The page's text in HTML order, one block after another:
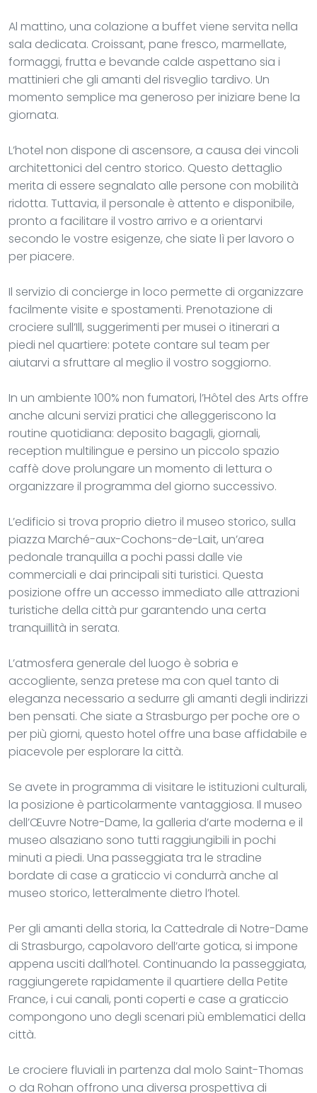
Al mattino, una colazione a buffet viene servita nella
sala dedicata. Croissant, pane fresco, marmellate,
formaggi, frutta e bevande calde aspettano sia i
mattinieri che gli amanti del risveglio tardivo. Un
momento semplice ma generoso per iniziare bene la
giornata.
L’hotel non dispone di ascensore, a causa dei vincoli
architettonici del centro storico. Questo dettaglio
merita di essere segnalato alle persone con mobilità
ridotta. Tuttavia, il personale è attento e disponibile,
pronto a facilitare il vostro arrivo e a orientarvi
secondo le vostre esigenze, che siate lì per lavoro o
per piacere.
Il servizio di concierge in loco permette di organizzare
facilmente visite e spostamenti. Prenotazione di
crociere sull’Ill, suggerimenti per musei o itinerari a
piedi nel quartiere: potete contare sul team per
aiutarvi a sfruttare al meglio il vostro soggiorno.
In un ambiente 100% non fumatori, l’Hôtel des Arts offre
anche alcuni servizi pratici che alleggeriscono la
routine quotidiana: deposito bagagli, giornali,
reception multilingue e persino un piccolo spazio
caffè dove prolungare un momento di lettura o
organizzare il programma del giorno successivo.
L’edificio si trova proprio dietro il museo storico, sulla
piazza Marché-aux-Cochons-de-Lait, un’area
pedonale tranquilla a pochi passi dalle vie
commerciali e dai principali siti turistici. Questa
posizione offre un accesso immediato alle attrazioni
turistiche della città pur garantendo una certa
tranquillità in serata.
L’atmosfera generale del luogo è sobria e
accogliente, senza pretese ma con quel tanto di
eleganza necessario a sedurre gli amanti degli indirizzi
ben pensati. Che siate a Strasburgo per poche ore o
per più giorni, questo hotel offre una base affidabile e
piacevole per esplorare la città.
Se avete in programma di visitare le istituzioni culturali,
la posizione è particolarmente vantaggiosa. Il museo
dell’Œuvre Notre-Dame, la galleria d’arte moderna e il
museo alsaziano sono tutti raggiungibili in pochi
minuti a piedi. Una passeggiata tra le stradine
bordate di case a graticcio vi condurrà anche al
museo storico, letteralmente dietro l’hotel.
Per gli amanti della storia, la Cattedrale di Notre-Dame
di Strasburgo, capolavoro dell’arte gotica, si impone
appena usciti dall’hotel. Continuando la passeggiata,
raggiungerete rapidamente il quartiere della Petite
France, i cui canali, ponti coperti e case a graticcio
compongono uno degli scenari più emblematici della
città.
Le crociere fluviali in partenza dal molo Saint-Thomas
o da Rohan offrono una diversa prospettiva di